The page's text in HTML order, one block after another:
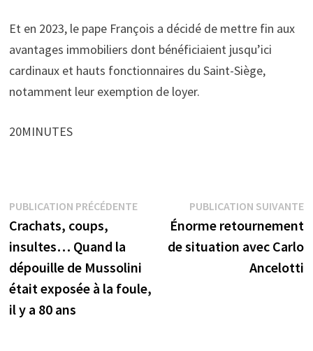
Et en 2023, le pape François a décidé de mettre fin aux
avantages immobiliers dont bénéficiaient jusqu’ici
cardinaux et hauts fonctionnaires du Saint-Siège,
notamment leur exemption de loyer.
20MINUTES
Navigation
de
l’article
PUBLICATION PRÉCÉDENTEPublication
précédente :
Crachats, coups,
insultes… Quand la
dépouille de Mussolini
était exposée à la foule,
il y a 80 ans
PUBLICATION SUIVANTE
Énorme retournement
de situation avec Carlo
Ancelotti